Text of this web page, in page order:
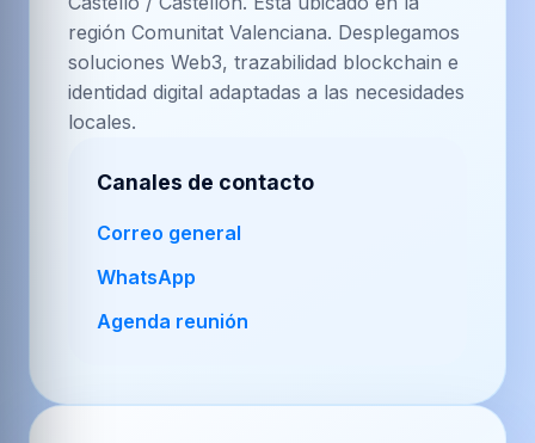
región Comunitat Valenciana. Desplegamos
soluciones Web3, trazabilidad blockchain e
identidad digital adaptadas a las necesidades
locales.
Canales de contacto
Correo general
WhatsApp
Agenda reunión